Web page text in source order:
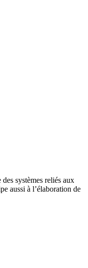
systèmes reliés aux
aussi à l’élaboration de